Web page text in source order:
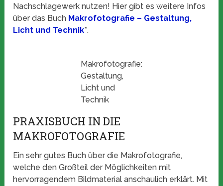
Nachschlagewerk nutzen! Hier gibt es weitere Infos
über das Buch Makrofotografie – Gestaltung,
Licht und Technik*.
Makrofotografie:
Gestaltung,
Licht und
Technik
PRAXISBUCH IN DIE
MAKROFOTOGRAFIE
Ein sehr gutes Buch über die Makrofotografie,
welche den Großteil der Möglichkeiten mit
hervorragendem Bildmaterial anschaulich erklärt. Mit